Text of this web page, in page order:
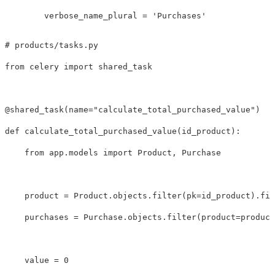
verbose_name_plural = 'Purchases'
from celery import shared_task
@shared_task( name="calculate_total_purchased_value" )
def calculate_total_purchased_value ( id_product ):
from app.models import Product , Purchase
product = Product . objects . filter( pk=id_product ).
purchases = Purchase . objects . filter( product=product
value = 0